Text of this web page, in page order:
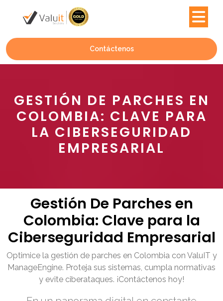
Contáctenos
GESTIÓN DE PARCHES EN
COLOMBIA: CLAVE PARA
LA CIBERSEGURIDAD
EMPRESARIAL
Gestión De Parches en
Colombia: Clave para la
Ciberseguridad Empresarial
Optimice la gestión de parches en Colombia con ValuIT y
ManageEngine. Proteja sus sistemas, cumpla normativas
y evite ciberataques. ¡Contáctenos hoy!